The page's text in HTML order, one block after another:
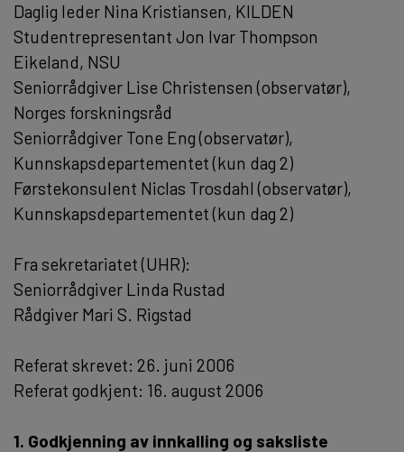
Daglig leder Nina Kristiansen, KILDEN
Studentrepresentant Jon Ivar Thompson
Eikeland, NSU
Seniorrådgiver Lise Christensen (observatør),
Norges forskningsråd
Seniorrådgiver Tone Eng (observatør),
Kunnskapsdepartementet (kun dag 2)
Førstekonsulent Niclas Trosdahl (observatør),
Kunnskapsdepartementet (kun dag 2)
Fra sekretariatet (UHR):
Seniorrådgiver Linda Rustad
Rådgiver Mari S. Rigstad
Referat skrevet: 26. juni 2006
Referat godkjent: 16. august 2006
1. Godkjenning av innkalling og saksliste